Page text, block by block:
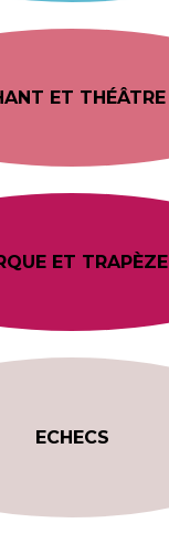
ET THÉÂTRE
ET TRAPÈZE
ECHECS